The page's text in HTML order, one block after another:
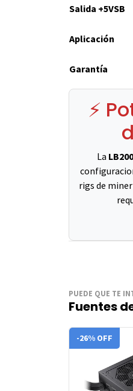
Salida +5VSB
Aplicación
Garantía
⚡
La
rigs de
PUEDE QUE TE
Fuentes
-26% OFF